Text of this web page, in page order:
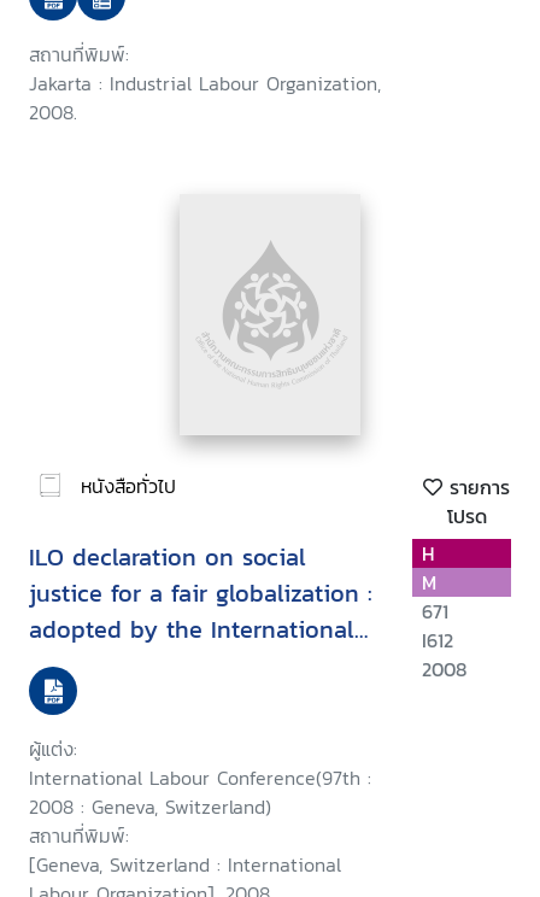
สถานที่พิมพ์:
Jakarta : Industrial Labour Organization,
2008.
หนังสือทั่วไป
รายการ
โปรด
ILO declaration on social
justice for a fair globalization :
adopted by the International
Labour Conference at its
ninety-seventh session,
Geneva,10 June 2008
ผู้แต่ง:
International Labour Conference(97th :
2008 : Geneva, Switzerland)
สถานที่พิมพ์:
[Geneva, Switzerland : International
H
M
671
I612
2008